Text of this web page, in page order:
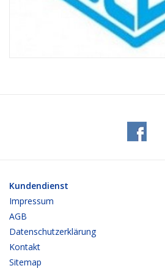
Kundendienst
Impressum
AGB
Datenschutzerklärung
Kontakt
Sitemap